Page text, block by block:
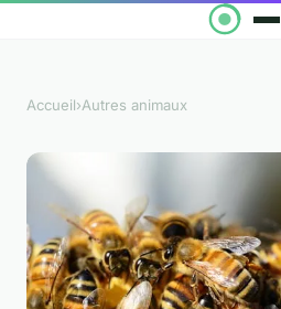
Accueil›Autres animaux